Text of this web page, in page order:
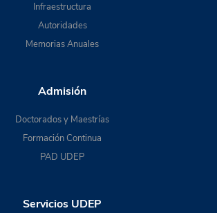
Infraestructura
Autoridades
Memorias Anuales
Admisión
Doctorados y Maestrías
Formación Continua
PAD UDEP
Servicios UDEP